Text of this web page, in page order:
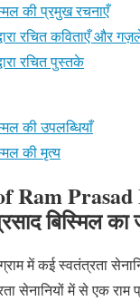
की प्रमुख रचनाएँ
रचित कविताएँ और
रचित पुस्तके
की उपलब्धियाँ
की मृत्य
Ram
बिस्मिल का
में कई स्वतंत्रता
सेनानियों में से एक राम